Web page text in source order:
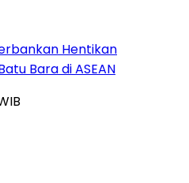
Hentikan
Bara di ASEAN